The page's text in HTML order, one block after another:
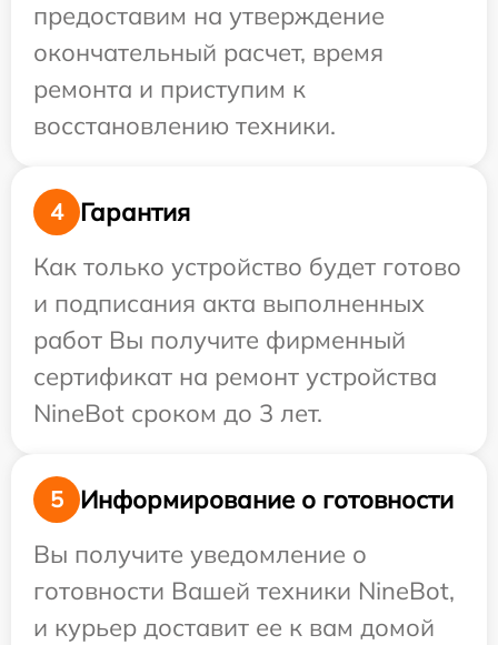
предоставим на утверждение
окончательный расчет, время
ремонта и приступим к
восстановлению техники.
4
Гарантия
Как только устройство будет готово
и подписания акта выполненных
работ Вы получите фирменный
сертификат на ремонт устройства
NineBot сроком до 3 лет.
5
Информирование о готовности
Вы получите уведомление о
готовности Вашей техники NineBot,
и курьер доставит ее к вам домой